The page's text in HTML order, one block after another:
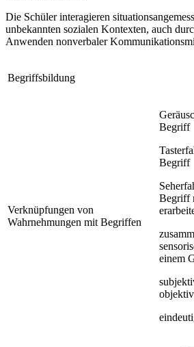
Die Schüler interagieren
unbekannten sozialen Kontexten, auch
Anwenden nonverbaler
Begriffsbildung
Verknüpfungen von
Wahrnehmungen mit Begriffen
Begriff
Begriff
Begriff
einem